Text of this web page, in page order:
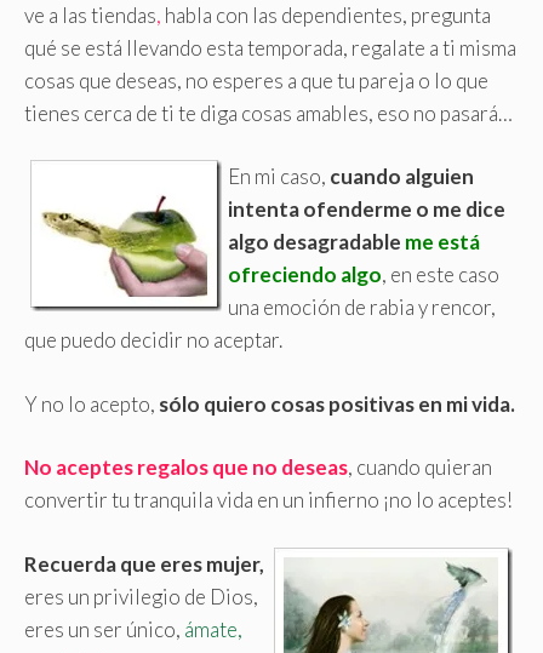
ve a las tiendas, habla con las dependientes, pregunta
qué se está llevando esta temporada, regalate a ti misma
cosas que deseas, no esperes a que tu pareja o lo que
tienes cerca de ti te diga cosas amables, eso no pasará…
En mi caso, cuando alguien
intenta ofenderme o me dice
algo desagradable me está
ofreciendo algo, en este caso
una emoción de rabia y rencor,
que puedo decidir no aceptar.
Y no lo acepto, sólo quiero cosas positivas en mi vida.
No aceptes regalos que no deseas, cuando quieran
convertir tu tranquila vida en un infierno ¡no lo aceptes!
Recuerda que eres mujer,
eres un privilegio de Dios,
eres un ser único, ámate,